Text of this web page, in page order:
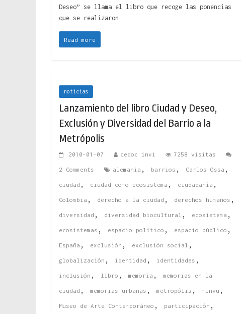
Deseo” se llama el libro que recoge las ponencias
que se realizaron
Read more
noticias
Lanzamiento del libro Ciudad y Deseo,
Exclusión y Diversidad del Barrio a la
Metrópolis
2010-01-07 cedoc invi 7258 visitas
2 Comments alemania , barrios , Carlos Ossa ,
ciudad , ciudad como ecosistema , ciudadanía ,
Colombia , derecho a la ciudad , derechos humanos ,
diversidad , diversidad biocultural , ecosistema ,
ecosistemas , espacio político , espacio público ,
España , exclusión , exclusión social ,
globalización , identidad , identidades ,
inclusión , libro , memoria , memorias en la
ciudad , memorias urbanas , metropólis , minvu ,
Museo de Arte Contemporáneo , participación ,